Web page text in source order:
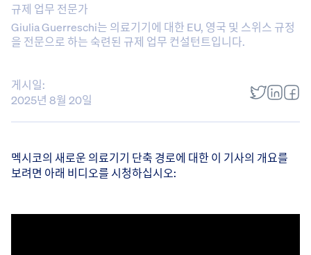
규제 업무 전문가
Giulia Guerreschi는 의료기기에 대한 EU, 영국 및 스위스 규정
을 전문으로 하는 숙련된 규제 업무 컨설턴트입니다.
게시일:
2025년 8월 20일
멕시코의 새로운 의료기기 단축 경로에 대한 이 기사의 개요를
보려면 아래 비디오를 시청하십시오: